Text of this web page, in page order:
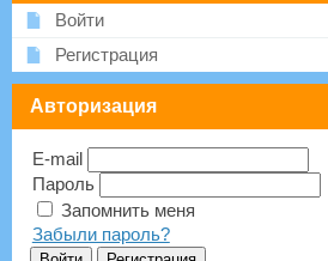
Войти
Регистрация
Авторизация
E-mail
Пароль
Запомнить меня
Забыли пароль?